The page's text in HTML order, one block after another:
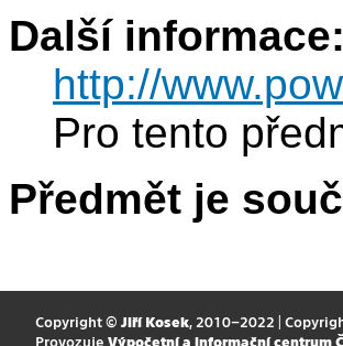
Další informace:
http://
Pro tento
Předmět je
Copyright © Jiří Kosek, 2010–2022 |
Provozuje Výpočetní a informační centrum